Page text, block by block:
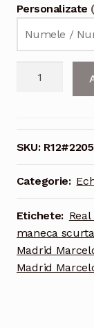
Personalizate
Tricou
2022
pentru
copii
SKU:
Categorie:
Etichete:
maneca
Madrid
Madrid